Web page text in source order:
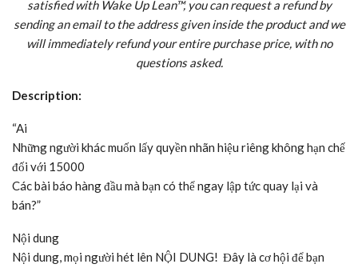
satisfied with Wake Up Lean™, you can request a refund by
sending an email to the address given inside the product and we
will immediately refund your entire purchase price, with no
questions asked.
Description:
“Ai
Những người khác muốn lấy quyền nhãn hiệu riêng không hạn chế
đối với 15000
Các bài báo hàng đầu mà bạn có thể ngay lập tức quay lại và
bán?”
Nội dung
Nội dung, mọi người hét lên NỘI DUNG! Đây là cơ hội để bạn